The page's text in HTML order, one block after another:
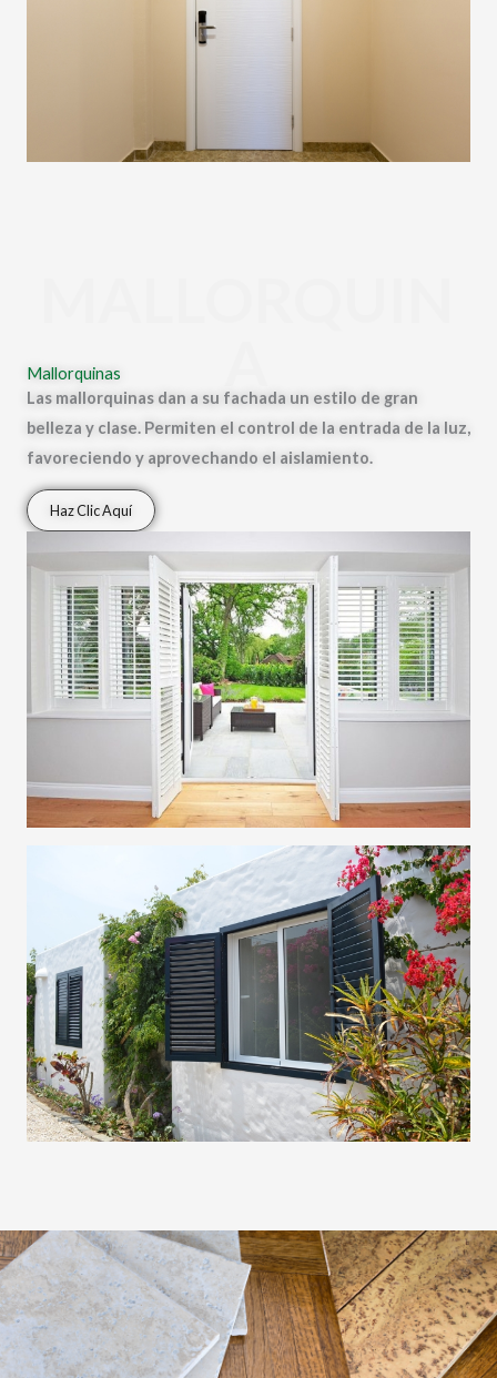
Mallorquinas
Las mallorquinas dan a su fachada un estilo de gran
belleza y clase. Permiten el control de la entrada de la luz,
favoreciendo y aprovechando el aislamiento.
Haz Clic Aquí